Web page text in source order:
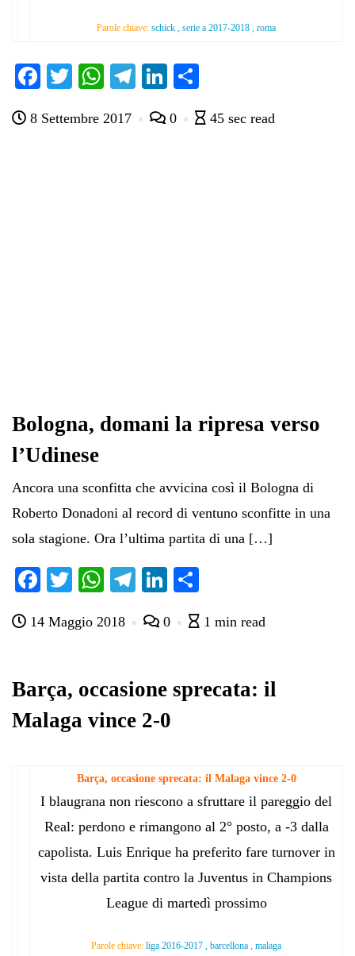
Parole chiave: schick , serie a 2017-2018 , roma
Fa
bo
T
tte
W
ts
Te
gr
Li
ed di
8 Settembre 2017 0 45 sec read
Bologna, domani la ripresa verso
l’Udinese
Ancora una sconfitta che avvicina così il Bologna di
Roberto Donadoni al record di ventuno sconfitte in una
sola stagione. Ora l’ultima partita di una […]
Fa
bo
T
tte
W
ts
pp
Te
gr
m
Li
ed di
di
14 Maggio 2018 0 1 min read
Barça, occasione sprecata: il
Malaga vince 2-0
Barça, occasione sprecata: il Malaga vince 2-0
I blaugrana non riescono a sfruttare il pareggio del
Real: perdono e rimangono al 2° posto, a -3 dalla
capolista. Luis Enrique ha preferito fare turnover in
vista della partita contro la Juventus in Champions
League di martedì prossimo
Parole chiave: liga 2016-2017 , barcellona , malaga